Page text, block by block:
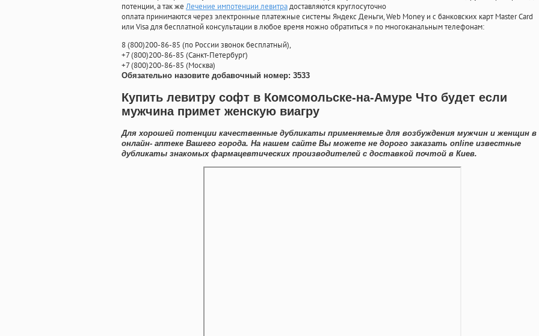
потенции, а так же Лечение импотенции левитрадоставляются круглосуточно
оплата принимаются через электронные платежные системы Яндекс Деньги, Web Money и с банковских карт Master Card
или Visa для бесплатной консультации в любое время можно обратиться» по многоканальным телефонам:
8(800)200-86-85 (по России звонок бесплатный),
+7(800)200-86-85 (Санкт-Петербург)
+7(800)200-86-85 (Москва)
Обязательно назовите добавочный номер: 3533
Купить левитру софт в Комсомольске-на-Амуре Что будет если
мужчина примет женскую виагру
Для хорошей потенции качественные дубликаты применяемые для возбуждения мужчин и женщин в
онлайн- аптеке Вашего города. На нашем сайте Вы можете не дорого заказать online известные
дубликаты знакомых фармацевтических производителей с доставкой почтой в Киев.